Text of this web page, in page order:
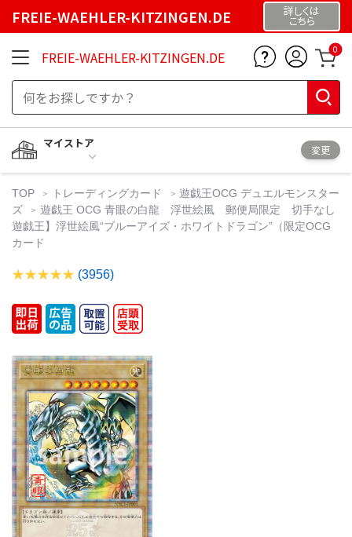
FREIE-WAEHLER-KITZINGEN.DE 詳しくは
こちら
FREIE-WAEHLER-KITZINGEN.DE 0
マイストア
変更
TOP トレーディングカード
遊戯王OCG デュエルモンスター
ズ
遊戯王 OCG 青眼の白龍 浮世絵風 郵便局限定 切手なし
遊戯王】浮世絵風“ブルーアイズ・ホワイトドラゴン”（限定OCG
カード
(3956)